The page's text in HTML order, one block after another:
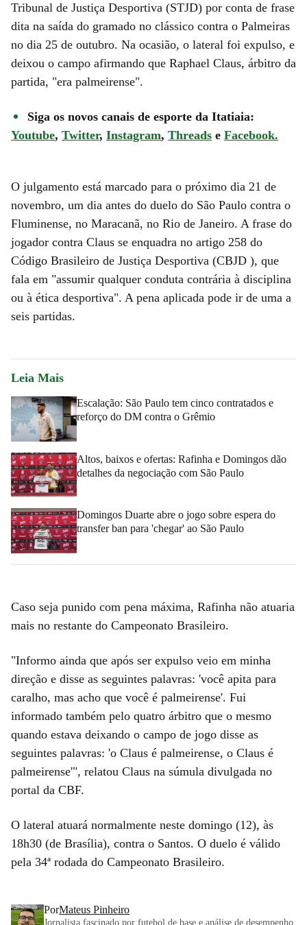
Tribunal de Justiça Desportiva (STJD) por conta de frase
dita na saída do gramado no clássico contra o Palmeiras
no dia 25 de outubro. Na ocasião, o lateral foi expulso, e
deixou o campo afirmando que Raphael Claus, árbitro da
partida, "era palmeirense".
Siga os novos canais de esporte da Itatiaia:
Youtube, Twitter, Instagram, Threads e Facebook.
O julgamento está marcado para o próximo dia 21 de
novembro, um dia antes do duelo do São Paulo contra o
Fluminense, no Maracanã, no Rio de Janeiro. A frase do
jogador contra Claus se enquadra no artigo 258 do
Código Brasileiro de Justiça Desportiva (CBJD ), que
fala em "assumir qualquer conduta contrária à disciplina
ou à ética desportiva". A pena aplicada pode ir de uma a
seis partidas.
Leia Mais
Escalação: São Paulo tem cinco contratados e
reforço do DM contra o Grêmio
Altos, baixos e ofertas: Rafinha e Domingos dão
detalhes da negociação com São Paulo
Domingos Duarte abre o jogo sobre espera do
transfer ban para 'chegar' ao São Paulo
Caso seja punido com pena máxima, Rafinha não atuaria
mais no restante do Campeonato Brasileiro.
"Informo ainda que após ser expulso veio em minha
direção e disse as seguintes palavras: 'você apita para
caralho, mas acho que você é palmeirense'. Fui
informado também pelo quatro árbitro que o mesmo
quando estava deixando o campo de jogo disse as
seguintes palavras: 'o Claus é palmeirense, o Claus é
palmeirense'", relatou Claus na súmula divulgada no
portal da CBF.
O lateral atuará normalmente neste domingo (12), às
18h30 (de Brasília), contra o Santos. O duelo é válido
pela 34ª rodada do Campeonato Brasileiro.
PorMateus Pinheiro
Jornalista fascinado por futebol de base e análise de desempenho.